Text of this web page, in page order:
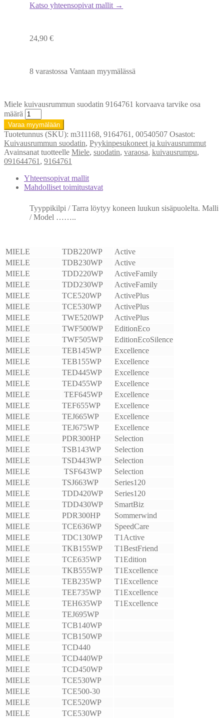
Katso yhteensopivat mallit →
24,90€
8 varastossa Vantaan myymälässä
Miele kuivausrummun suodatin 9164761 korvaava tarvike osa
määrä
Varaa myymälään
Tuotetunnus (SKU): m311168, 9164761, 00540507 Osastot:
Kuivausrummun suodatin, Pyykinpesukoneet ja kuivausrummut
Avainsanat tuotteelle Miele, suodatin, varaosa, kuivausrumpu,
091644761, 9164761
Yhteensopivat mallit
Mahdolliset toimitustavat
Tyyppikilpi / Tarra löytyy koneen luukun sisäpuolelta. Malli
/ Model ……..
MIELE TDB220WP
Active
MIELE
TDB230WP
Active
MIELE
TDD220WP
ActiveFamily
MIELE
TDD230WP
ActiveFamily
MIELE
TCE520WP
ActivePlus
MIELE
TCE530WP
ActivePlus
MIELE
TWE520WP
ActivePlus
MIELE
TWF500WP
EditionEco
MIELE
TWF505WP
EditionEcoSilence
MIELE
TEB145WP
Excellence
MIELE
TEB155WP
Excellence
MIELE
TED445WP
Excellence
MIELE
TED455WP
Excellence
MIELE
TEF645WP
Excellence
MIELE
TEF655WP
Excellence
MIELE
TEJ665WP
Excellence
MIELE
TEJ675WP
Excellence
MIELE
PDR300HP
Selection
MIELE
TSB143WP
Selection
MIELE
TSD443WP
Selection
MIELE
TSF643WP
Selection
MIELE
TSJ663WP
Series120
MIELE
TDD420WP
Series120
MIELE
TDD430WP
SmartBiz
MIELE
PDR300HP
Sommerwind
MIELE
TCE636WP
SpeedCare
MIELE
TDC130WP
T1Active
MIELE
TKB155WP
T1BestFriend
MIELE
TCE635WP
T1Edition
MIELE
TKB555WP
T1Excellence
MIELE
TEB235WP
T1Excellence
MIELE
TEE735WP
T1Excellence
MIELE
TEH635WP
T1Excellence
MIELE
TEJ695WP
MIELE
TCB140WP
MIELE
TCB150WP
MIELE
TCD440
MIELE
TCD440WP
MIELE
TCD450WP
MIELE
TCE530WP
MIELE
TCE500-30
MIELE
TCE520WP
MIELE
TCE530WP